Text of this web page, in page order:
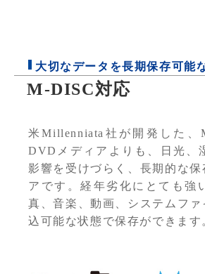
大切なデータを長期保存可能
M-DISC対応
米Millenniata社が開発した、
DVDメディアよりも、日光、
影響を受けづらく、長期的な保
アです。経年劣化にとても強
真、音楽、動画、システムファ
込可能な状態で保存ができます